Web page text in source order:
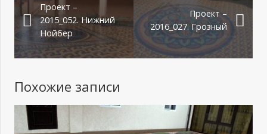
Проект –
2015_052. Нижний
Нойбер
Проект –
2016_027. Грозный
Похожие записи